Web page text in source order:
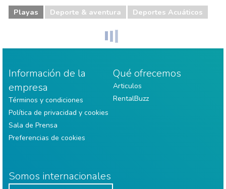
Playas Deporte & aventura Deportes Acuáticos
Información de la
empresa
Términos y condiciones
Política de privacidad y cookies
Sala de Prensa
Preferencias de cookies
Qué ofrecemos
Articulos
RentalBuzz
Somos internacionales